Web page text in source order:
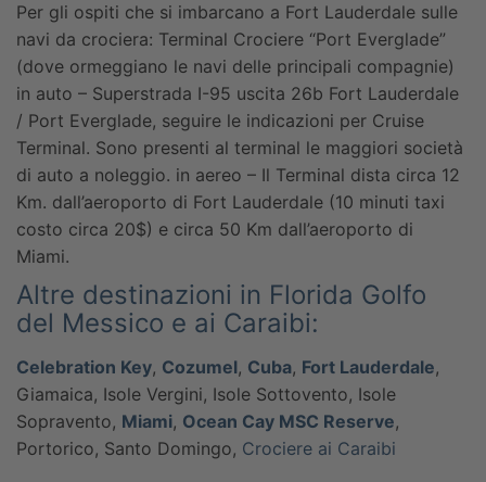
Per gli ospiti che si imbarcano a Fort Lauderdale sulle
navi da crociera: Terminal Crociere “Port Everglade”
(dove ormeggiano le navi delle principali compagnie)
in auto – Superstrada I-95 uscita 26b Fort Lauderdale
/ Port Everglade, seguire le indicazioni per Cruise
Terminal. Sono presenti al terminal le maggiori società
di auto a noleggio. in aereo – Il Terminal dista circa 12
Km. dall’aeroporto di Fort Lauderdale (10 minuti taxi
costo circa 20$) e circa 50 Km dall’aeroporto di
Miami.
Altre destinazioni in Florida Golfo
del Messico e ai Caraibi:
Celebration Key, Cozumel, Cuba, Fort Lauderdale,
Giamaica, Isole Vergini, Isole Sottovento, Isole
Sopravento, Miami, Ocean Cay MSC Reserve,
Portorico, Santo Domingo, Crociere ai Caraibi